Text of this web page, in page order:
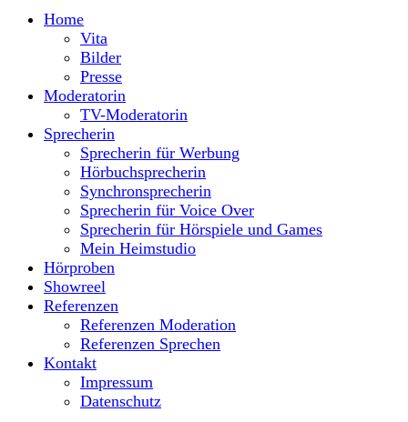
Nina-Carissima Schönrock
Home
Vita
Bilder
Presse
Moderatorin
TV-Moderatorin
Sprecherin
Sprecherin für Werbung
Hörbuchsprecherin
Synchronsprecherin
Sprecherin für Voice Over
Sprecherin für Hörspiele und Games
Mein Heimstudio
Hörproben
Showreel
Referenzen
Referenzen Moderation
Referenzen Sprechen
Kontakt
Impressum
Datenschutz